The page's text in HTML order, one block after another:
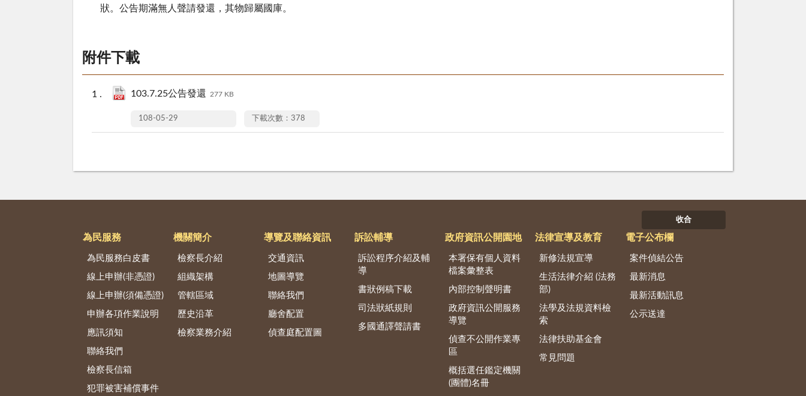
狀。公告期滿無人聲請發還，其物歸屬國庫。
附件下載
103.7.25公告發還 277 KB
108-05-29 下載次數：378
收合
為民服務
為民服務白皮書
線上申辦(非憑證)
線上申辦(須備憑證)
申辦各項作業說明
應訊須知
聯絡我們
檢察長信箱
犯罪被害補償事件
機關簡介
檢察長介紹
組織架構
管轄區域
歷史沿革
檢察業務介紹
導覽及聯絡資訊
交通資訊
地圖導覽
聯絡我們
廳舍配置
偵查庭配置圖
訴訟輔導
訴訟程序介紹及輔
導
書狀例稿下載
司法狀紙規則
多國通譯聲請書
政府資訊公開園地
本署保有個人資料
檔案彙整表
內部控制聲明書
政府資訊公開服務
導覽
偵查不公開作業專
區
概括選任鑑定機關
(團體)名冊
法律宣導及教育
新修法規宣導
生活法律介紹 (法務
部)
法學及法規資料檢
索
法律扶助基金會
常見問題
電子公布欄
案件偵結公告
最新消息
最新活動訊息
公示送達